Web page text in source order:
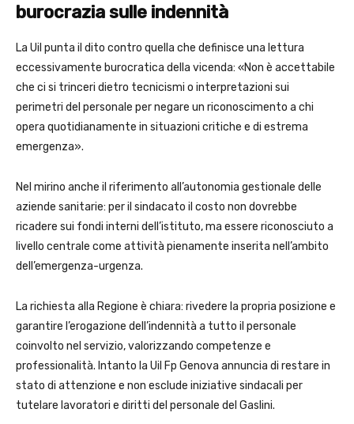
burocrazia sulle indennità
La Uil punta il dito contro quella che definisce una lettura
eccessivamente burocratica della vicenda: «Non è accettabile
che ci si trinceri dietro tecnicismi o interpretazioni sui
perimetri del personale per negare un riconoscimento a chi
opera quotidianamente in situazioni critiche e di estrema
emergenza».
Nel mirino anche il riferimento all’autonomia gestionale delle
aziende sanitarie: per il sindacato il costo non dovrebbe
ricadere sui fondi interni dell’istituto, ma essere riconosciuto a
livello centrale come attività pienamente inserita nell’ambito
dell’emergenza-urgenza.
La richiesta alla Regione è chiara: rivedere la propria posizione e
garantire l’erogazione dell’indennità a tutto il personale
coinvolto nel servizio, valorizzando competenze e
professionalità. Intanto la Uil Fp Genova annuncia di restare in
stato di attenzione e non esclude iniziative sindacali per
tutelare lavoratori e diritti del personale del Gaslini.